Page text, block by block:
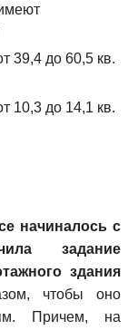
39,4 до 60,5 кв.
10,3 до 14,1 кв.
начиналось с
задание
здания
чтобы оно
Причем, на